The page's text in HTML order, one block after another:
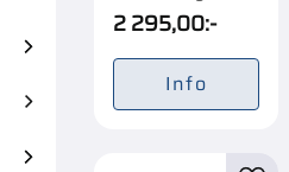
Förpackad om 1/48
st.
2 295,00:-
Info